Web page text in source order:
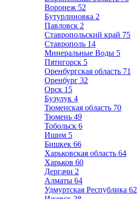
Воронеж 52
Бутурлиновка 2
Павловск 2
Ставропольский край 75
Ставрополь 14
Минеральные Воды 5
Пятигорск 5
Оренбургская область 71
Оренбург 32
Орск 15
Бузулук 4
Тюменская область 70
Тюмень 49
Тобольск 6
Ишим 5
Бишкек 66
Харьковская область 64
Харьков 60
Дергачи 2
Алматы 64
Удмуртская Республика 62